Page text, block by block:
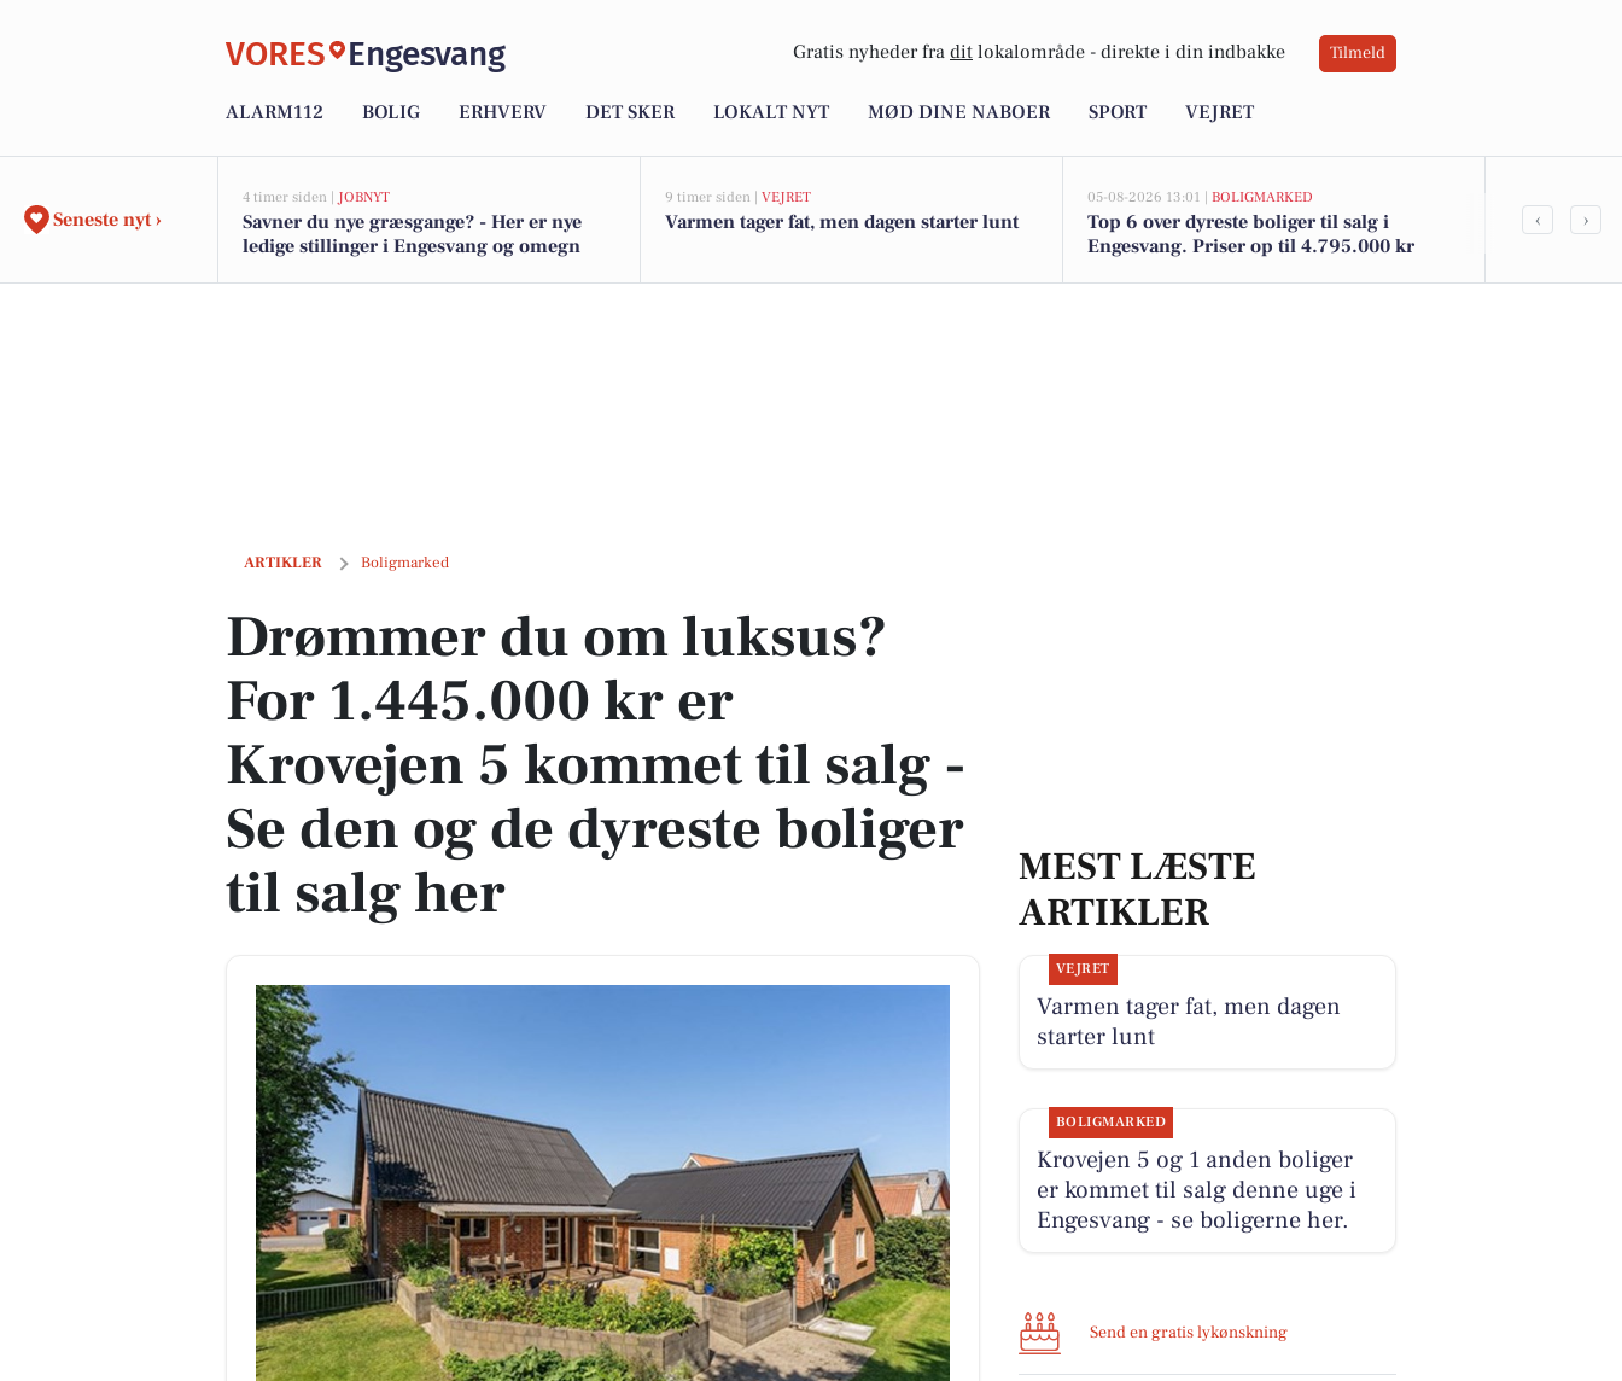
VORES Engesvang Gratis nyheder fra dit lokalområde - direkte i din indbakke Tilmeld
ALARM112 BOLIG ERHVERV DET SKER LOKALT NYT MØD DINE NABOER SPORT VEJRET
Seneste nyt ›
4 timer siden | JOBNYT
Savner du nye græsgange? - Her er nye
ledige stillinger i Engesvang og omegn
9 timer siden | VEJRET
Varmen tager fat, men dagen starter lunt
05-08-2026 13:01 | BOLIGMARKED
Top 6 over dyreste boliger til salg i
Engesvang. Priser op til 4.795.000 kr
Bliv
‹ ›
ARTIKLER Boligmarked
Drømmer du om luksus? For 1.445.000 kr er Krovejen 5 kommet til salg - Se den og de dyreste boliger til salg her
Drømmer du om luksus?
For 1.445.000 kr er
Krovejen 5 kommet til salg -
Se den og de dyreste boliger
til salg her
MEST LÆSTE
ARTIKLER
VEJRET
Varmen tager fat, men dagen
starter lunt
BOLIGMARKED
Krovejen 5 og 1 anden boliger
er kommet til salg denne uge i
Engesvang - se boligerne her.
Send en gratis lykønskning